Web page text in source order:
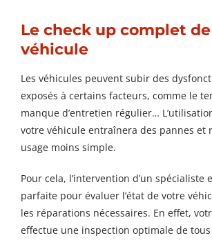
Le check up complet
véhicule
Les véhicules peuvent subir des
exposés à certains facteurs, comme le
manque d’entretien régulier…
votre véhicule entraînera des pannes et
usage moins simple.
Pour cela, l’intervention d’un spécialiste
parfaite pour évaluer l’état de votre
les réparations nécessaires. En effet,
effectue une inspection optimale de tous